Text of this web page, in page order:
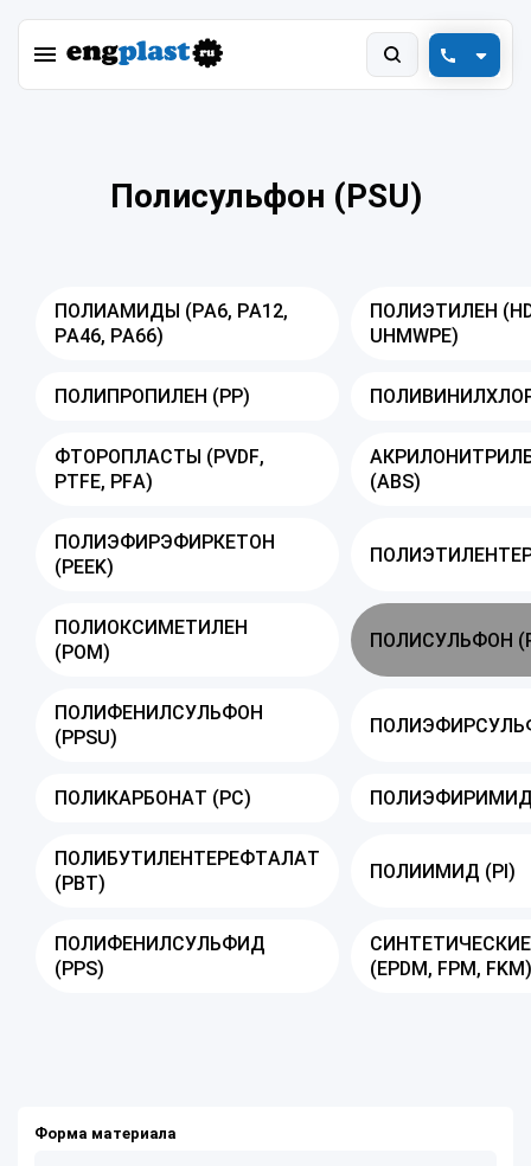
engplast@vink.ru
Полисульфон (PSU)
ПОЛИАМИДЫ (PA6, PA12,
PA46, PA66)
ПОЛИЭТИЛЕН
UHMWPE)
ПОЛИПРОПИЛЕН (PP)
ФТОРОПЛАСТЫ (PVDF,
PTFE, PFA)
(ABS)
ПОЛИЭФИРЭФИРКЕТОН
(PEEK)
ПОЛИОКСИМЕТИЛЕН
(POM)
ПОЛИСУЛЬФОН
ПОЛИФЕНИЛСУЛЬФОН
(PPSU)
ПОЛИКАРБОНАТ (PC) ПОЛИЭФИРИМИД
ПОЛИБУТИЛЕНТЕРЕФТАЛАТ
(PBT)
ПОЛИИМИД (PI)
ПОЛИФЕНИЛСУЛЬФИД
(PPS)
(EPDM, FPM, FKM)
Форма материала